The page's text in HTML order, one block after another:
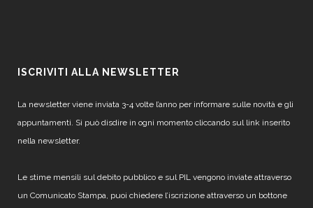
ISCRIVITI ALLA NEWSLETTER
La newsletter viene inviata 3-4 volte l’anno per informare sulle novità e gli
appuntamenti. Si può disdire in ogni momento cliccando sul link inserito
nella newsletter.
Le stime mensili sul debito pubblico e sul PIL vengono inviate attraverso
un Comunicato Stampa, puoi chiedere l’iscrizione attraverso un bottone